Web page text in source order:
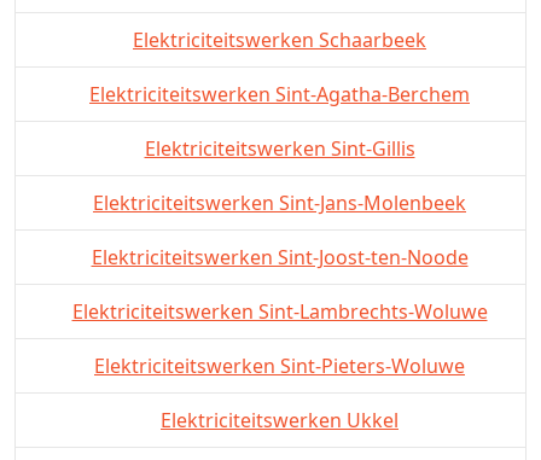
Elektriciteitswerken Schaarbeek
Elektriciteitswerken Sint-Agatha-Berchem
Elektriciteitswerken Sint-Gillis
Elektriciteitswerken Sint-Jans-Molenbeek
Elektriciteitswerken Sint-Joost-ten-Noode
Elektriciteitswerken Sint-Lambrechts-Woluwe
Elektriciteitswerken Sint-Pieters-Woluwe
Elektriciteitswerken Ukkel